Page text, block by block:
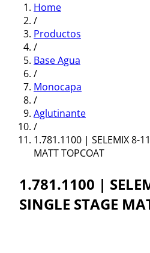
Home
/
Productos
/
Base Agua
/
Monocapa
/
Aglutinante
/
1.781.1100 | SELEMIX 8-
MATT TOPCOAT
1.781.1100 |
SINGLE STAGE